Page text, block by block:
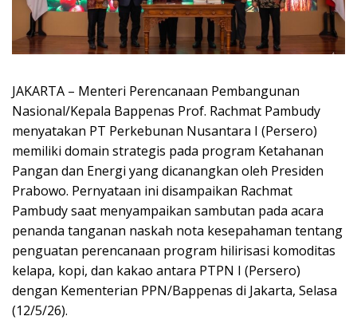
JAKARTA – Menteri Perencanaan Pembangunan
Nasional/Kepala Bappenas Prof. Rachmat Pambudy
menyatakan PT Perkebunan Nusantara I (Persero)
memiliki domain strategis pada program Ketahanan
Pangan dan Energi yang dicanangkan oleh Presiden
Prabowo. Pernyataan ini disampaikan Rachmat
Pambudy saat menyampaikan sambutan pada acara
penanda tanganan naskah nota kesepahaman tentang
penguatan perencanaan program hilirisasi komoditas
kelapa, kopi, dan kakao antara PTPN I (Persero)
dengan Kementerian PPN/Bappenas di Jakarta, Selasa
(12/5/26).